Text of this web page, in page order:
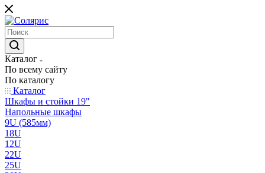
Каталог
По всему сайту
По каталогу
Каталог
Шкафы и стойки 19"
Напольные шкафы
9U (585мм)
18U
12U
22U
25U